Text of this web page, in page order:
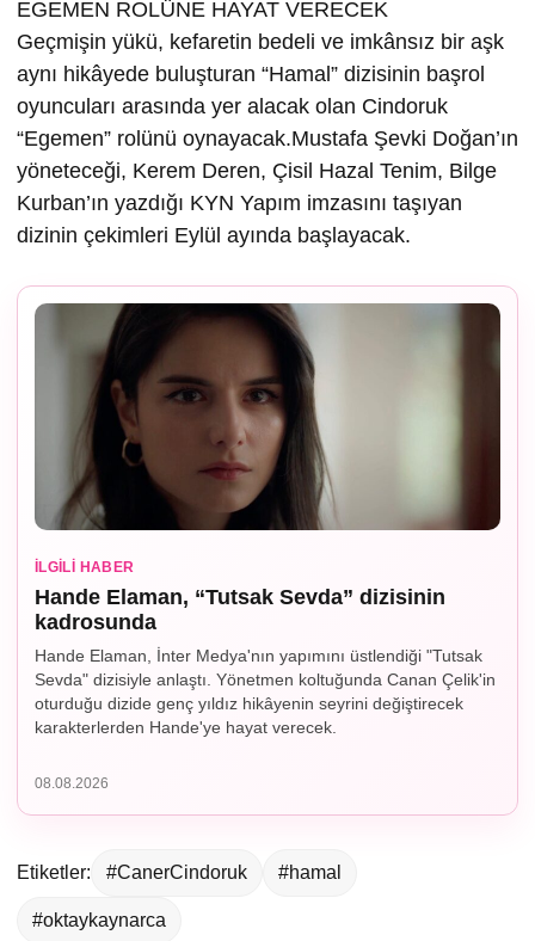
EGEMEN ROLÜNE HAYAT VERECEK
Geçmişin yükü, kefaretin bedeli ve imkânsız bir aşk
aynı hikâyede buluşturan “Hamal” dizisinin başrol
oyuncuları arasında yer alacak olan Cindoruk
“Egemen” rolünü oynayacak.Mustafa Şevki Doğan’ın
yöneteceği, Kerem Deren, Çisil Hazal Tenim, Bilge
Kurban’ın yazdığı KYN Yapım imzasını taşıyan
dizinin çekimleri Eylül ayında başlayacak.
İLGILI HABER
Hande Elaman, “Tutsak Sevda” dizisinin
kadrosunda
Hande Elaman, İnter Medya'nın yapımını üstlendiği "Tutsak
Sevda" dizisiyle anlaştı. Yönetmen koltuğunda Canan Çelik'in
oturduğu dizide genç yıldız hikâyenin seyrini değiştirecek
karakterlerden Hande'ye hayat verecek.
08.08.2026
Etiketler: #CanerCindoruk #hamal
#oktaykaynarca